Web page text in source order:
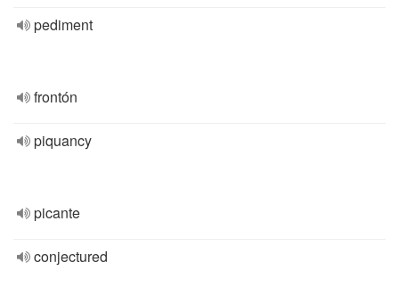
pediment
frontón
piquancy
picante
conjectured